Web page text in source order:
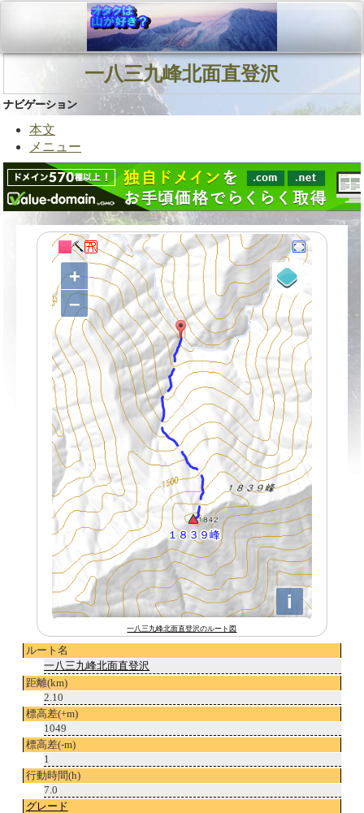
一八三九峰北面直登沢
ナビゲーション
本文
メニュー
一八三九峰北面直登沢のルート図
ルート名
一八三九峰北面直登沢
距離(km)
2.10
標高差(+m)
1049
標高差(-m)
1
行動時間(h)
7.0
グレード